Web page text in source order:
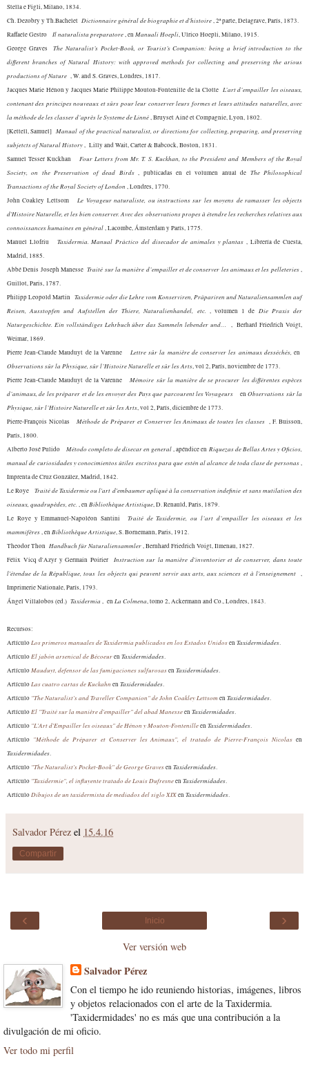
Stella e Figli, Milano, 1834.
Ch. Dezobry y Th.Bachelet Dictionnaire général de biographie et d'histoire, 2ª parte, Delagrave, París, 1873.
Raffaele Gestro
Il naturalista preparatore, en Manuali Hoepli, Ulrico Hoepli, Milano, 1915.
George Graves
The Naturalist’s Pocket-Book, or Tourist’s Companion: being a brief introduction to the
different branches of Natural History: with approved methods for collecting and preserving the arious
productions of Nature ,W. and S. Graves, Londres, 1817.
Jacques Marie Hénon y Jacques Marie Philippe Mouton-Fontenille de la Clotte L’art d’empailler les oiseaux,
contenant des principes nouveaux et sûrs pour leur conserver leurs formes et leurs attitudes naturelles, avec
la méthode de les classer d’après le Systeme de Linné, Bruyset Ainé et Compagnie, Lyon, 1802.
[Kettell, Samuel]Manual of the practical naturalist, or directions for collecting, preparing, and preserving
subjetcts of Natural History, Lilly and Wait, Carter & Babcock, Boston, 1831.
Samuel Tesser Kuckhan
Four Letters from Mr. T. S. Kuckhan, to the President and Members of the Royal
Society, on the Preservation of dead Birds, publicadas en el volumen anual de The Philosophical
Transactions of the Royal Society of London ,Londres, 1770.
John Coakley Lettsom
Le Voyageur naturaliste, ou instructions sur les moyens de ramasser les objects
d'Histoire Naturelle, et les bien conserver. Avec des observations propes à étendre les recherches relatives aux
connoissances humaines en général,Lacombe, Ámsterdam y París, 1775.
Manuel Llofriu
Taxidermia. Manual Práctico del disecador de animales y plantas , Librería de Cuesta,
Madrid, 1885.
Abbé Denis Joseph Manesse Traité sur la manière d’empailler et de conserver les animaux et les pelleteries,
Guillot, Paris, 1787.
Philipp LeopoldMartin Taxidermie oder die Lehre vom Konserviren, Präpariren und Naturaliensammlen auf
Reisen, Ausstopfen und Aufstellen der Thiere, Naturalienhandel, etc. , volumen 1 de Die Praxis der
Naturgeschichte. Ein vollständiges Lehrbuch über das Sammeln lebender und…
, Berhard Friedrich Voigt,
Weimar, 1869.
Pierre Jean-Claude Mauduyt de la Varenne Lettre sûr la manière de conserver les animaux desséchés, en
Observations sûr la Physique, sûr l’Histoire Naturelle et sûr les Arts, vol 2, París, noviembre de 1773.
Pierre Jean-Claude Mauduyt de la VarenneMémoire sûr la manière de se procurer les différentes espèces
d’animaux, de les préparer et de les envoyer des Pays que parcourent les Voyageurs enObservations sûr la
Physique, sûr l’Histoire Naturelle et sûr les Arts, vol 2, París, diciembre de 1773.
Pierre-François Nicolas Méthode de Préparer et Conserver les Animaux de toutes les classes, F. Buisson,
París, 1800.
Alberto JoséPulido Método completo de disecar en general, apéndice en Riquezas de Bellas Artes y Oficios,
manual de curiosidades y conocimientos útiles escritos para que estén al alcance de toda clase de personas,
Imprenta de Cruz González, Madrid, 1842.
Le Roye Traité de Taxidermie ou l'art d'embaumer apliqué à la conservation indefinie et sans mutilation des
oiseaux, quadrupèdes, etc. , en Bibliothèque Artistique, D. Renauld, Paris, 1879.
Le Roye y Emmanuel-Napoléon Santini
Traité de Taxidermie, ou l’art d’empailler les oiseaux et les
mammifères, en Bibliothèque Artistique, S. Bornemann, Paris, 1912.
Theodor Thon Handbuch für Naturaliensammler, Bernhard Friedrich Voigt, Ilmenau, 1827.
Félix Vicq d'Azyr y Germain Poirier
Instruction sur la manière d'inventorier et de conserver, dans toute
l'étendue de la République, tous les objects qui peuvent servir aux arts, aux sciences et à l'enseignement,
Imprimerie Nationale, París, 1793.
Ángel Villalobos (ed.) Taxidermia , en La Colmena, tomo 2, Ackermann and Co., Londres, 1843.
Recursos:
ArtículoLos primeros manuales de Taxidermia publicados en los Estados Unidosen Taxidermidades.
Artículo El jabón arsenical de Bécoeuren Taxidermidades.
ArtículoMauduyt, defensor de las fumigaciones sulfurosasen Taxidermidades.
ArtículoLas cuatro cartas de Kuckahn en Taxidermidades.
Artículo "The Naturalist's and Traveller Companion" de John Coakley Lettsom en Taxidermidades.
Artículo El "Traité sur la manière d'empailler" del abad Manesseen Taxidermidades.
Artículo "L'Art d'Empailler lesoiseaux" de Hénon y Mouton-Fontenilleen Taxidermidades.
Artículo "Méthode de Préparer et Conserver lesAnimaux", el tratado de Pierre-François Nicolas en
Taxidermidades.
Artículo "The Naturalist's Pocket-Book" de GeorgeGravesen Taxidermidades.
Artículo "Taxidermie", el influyente tratado de Louis Dufresneen Taxidermidades.
ArtículoDibujos de un taxidermista de mediados del siglo XIXen Taxidermidades.
Salvador Pérez el 15.4.16
Compartir
‹ ›
Inicio
Ver versión web
Salvador Pérez
Con el tiempo he ido reuniendo historias, imágenes, libros
y objetos relacionados con el arte de la Taxidermia.
'Taxidermidades' no es más que una contribución a la
divulgación de mi oficio.
Ver todo mi perfil